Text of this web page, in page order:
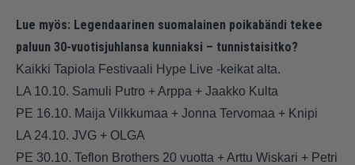
Lue myös: Legendaarinen suomalainen poikabändi tekee
paluun 30-vuotisjuhlansa kunniaksi – tunnistaisitko?
Kaikki Tapiola Festivaali Hype Live -keikat alta.
LA 10.10. Samuli Putro + Arppa + Jaakko Kulta
PE 16.10. Maija Vilkkumaa + Jonna Tervomaa + Knipi
LA 24.10. JVG + OLGA
PE 30.10. Teflon Brothers 20 vuotta + Arttu Wiskari + Petri